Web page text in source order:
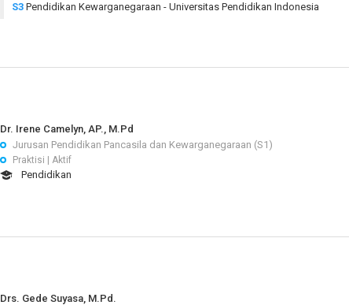
S3 Pendidikan Kewarganegaraan - Universitas Pendidikan Indonesia
Dr. Irene Camelyn, AP., M.Pd
Jurusan Pendidikan Pancasila dan Kewarganegaraan (S1)
Praktisi | Aktif
Pendidikan
Drs. Gede Suyasa, M.Pd.